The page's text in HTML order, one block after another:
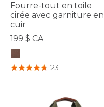
Fourre-tout en toile
cirée avec garniture en
cuir
199 $ CA
4,1 sur 5 Évaluation des clients
23